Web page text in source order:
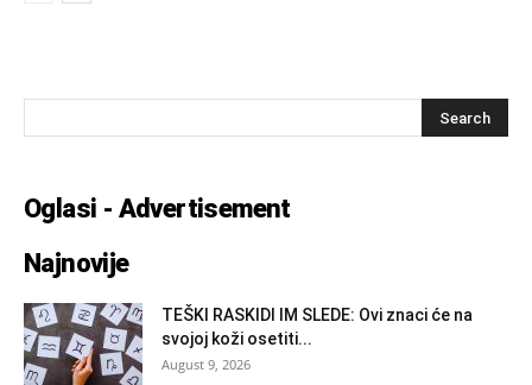
Oglasi - Advertisement
Najnovije
TEŠKI RASKIDI IM SLEDE: Ovi znaci će na
svojoj koži osetiti...
August 9, 2026